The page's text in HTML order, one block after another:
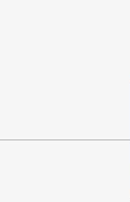
This site uses
how your